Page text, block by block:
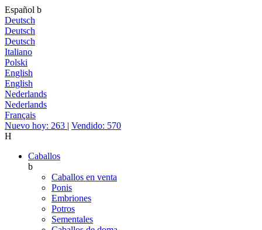
Español b
Deutsch
Deutsch
Deutsch
Italiano
Polski
English
English
Nederlands
Nederlands
Français
Nuevo hoy: 263 | Vendido: 570
H
Caballos
b
Caballos en venta
Ponis
Embriones
Potros
Sementales